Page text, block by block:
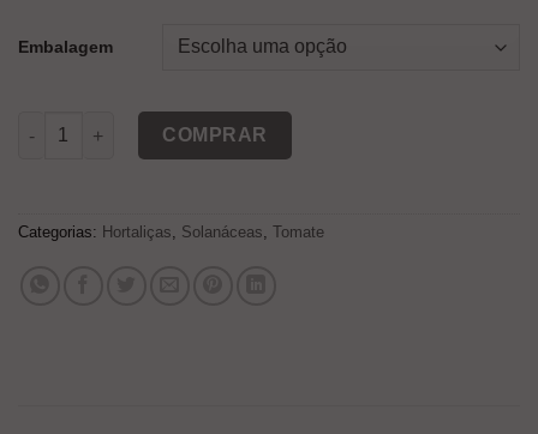
Embalagem
TOMATE SWEET DREAMS quantidade
COMPRAR
Categorias: Hortaliças, Solanáceas, Tomate